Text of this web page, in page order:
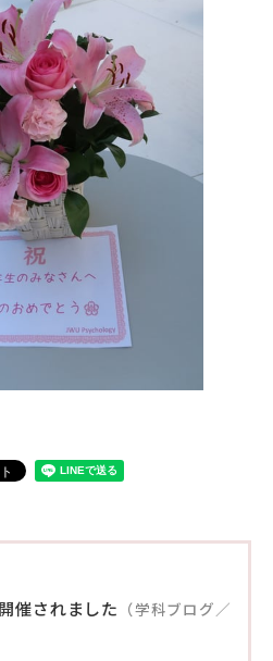
催されました （学科ブログ／